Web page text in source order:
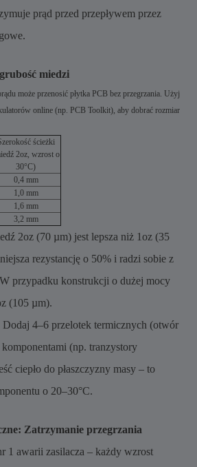
prąd przed przepływem przez
miedzi
może przenosić płytka PCB bez przegrzania. Użyj
online (np. PCB Toolkit), aby dobrać rozmiar
ścieżki
2oz, wzrost o
30°C)
0,4 mm
1,0 mm
1,6 mm
3,2 mm
2oz (70 µm) jest lepsza niż 1oz (35
rezystancję o 50% i radzi sobie z
przypadku konstrukcji o dużej mocy
(105 µm).
4–6 przelotek termicznych (otwór
(np. tranzystory
ciepło do płaszczyzny masy – to
o 20–30°C.
Zatrzymanie przegrzania
1 awarii zasilacza – każdy wzrost